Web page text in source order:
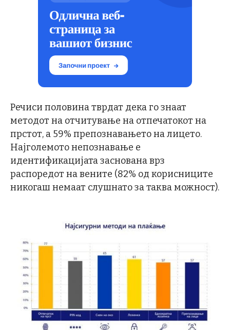
Речиси половина тврдат дека го знаат
методот на отчитување на отпечатокот на
прстот, а 59% препознавањето на лицето.
Најголемото непознавање е
идентификацијата заснована врз
распоредот на вените (82% од корисниците
никогаш немаат слушнато за таква можност).